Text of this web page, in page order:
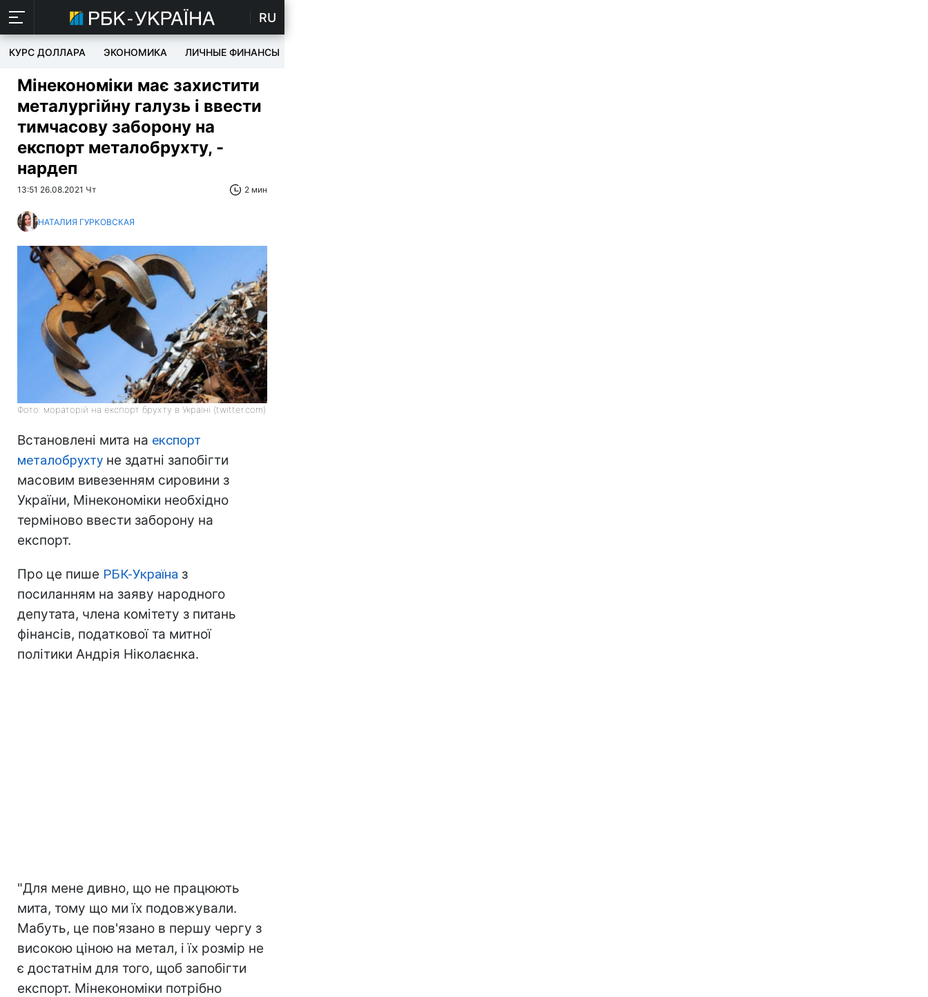
RU
КУРС ДОЛЛАРА ЭКОНОМИКА ЛИЧНЫЕ ФИНАНСЫ
Мінекономіки має захистити
металургійну галузь і ввести
тимчасову заборону на
експорт металобрухту, -
нардеп
13:51 26.08.2021 Чт 2 мин
НАТАЛИЯ ГУРКОВСКАЯ
Фото: мораторій на експорт брухту в Україні (twitter.com)
Встановлені мита на експорт
металобрухту не здатні запобігти
масовим вивезенням сировини з
України, Мінекономіки необхідно
терміново ввести заборону на
експорт.
Про це пише РБК-Україна з
посиланням на заяву народного
депутата, члена комітету з питань
фінансів, податкової та митної
політики Андрія Ніколаєнка.
"Для мене дивно, що не працюють
мита, тому що ми їх подовжували.
Мабуть, це пов'язано в першу чергу з
високою ціною на метал, і їх розмір не
є достатнім для того, щоб запобігти
експорт. Мінекономіки потрібно